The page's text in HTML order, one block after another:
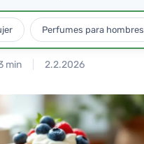
Perfumes para hombres
min 2.2.2026